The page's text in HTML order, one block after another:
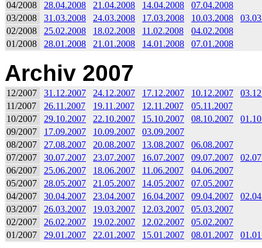
04/2008
28.04.2008 21.04.2008 14.04.2008
07.04.2008
03/2008
31.03.2008 24.03.2008 17.03.2008 10.03.2008
02/2008
25.02.2008 18.02.2008 11.02.2008
04.02.2008
01/2008
28.01.2008 21.01.2008 14.01.2008 07.01.2008
Archiv 2007
12/2007 31.12.2007 24.12.2007 17.12.2007 10.12.2007
11/2007
26.11.2007 19.11.2007 12.11.2007
05.11.2007
10/2007
29.10.2007 22.10.2007 15.10.2007 08.10.2007
09/2007
17.09.2007 10.09.2007
03.09.2007
08/2007
27.08.2007 20.08.2007 13.08.2007
06.08.2007
07/2007
30.07.2007 23.07.2007 16.07.2007 09.07.2007
06/2007
25.06.2007 18.06.2007 11.06.2007
04.06.2007
05/2007
28.05.2007 21.05.2007 14.05.2007
07.05.2007
04/2007
30.04.2007 23.04.2007 16.04.2007 09.04.2007
03/2007
26.03.2007 19.03.2007 12.03.2007
05.03.2007
02/2007
26.02.2007 19.02.2007 12.02.2007
05.02.2007
01/2007
29.01.2007 22.01.2007 15.01.2007 08.01.2007